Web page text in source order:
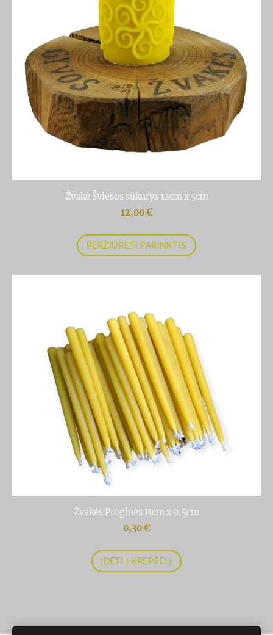
Žvakė Šviesos sūkurys 12cm x 5cm
12,00 €
PERŽIŪRĖTI PARINKTIS
Žvakės Proginės 11cm x 0,5cm
0,30 €
ĮDĖTI Į KREPŠELĮ